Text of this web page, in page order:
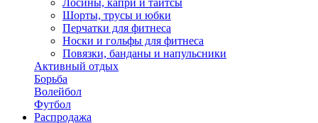
Лосины, капри и тайтсы
Шорты, трусы и юбки
Перчатки для фитнеса
Носки и гольфы для фитнеса
Повязки, банданы и напульсники
Активный отдых
Борьба
Волейбол
Футбол
Распродажа